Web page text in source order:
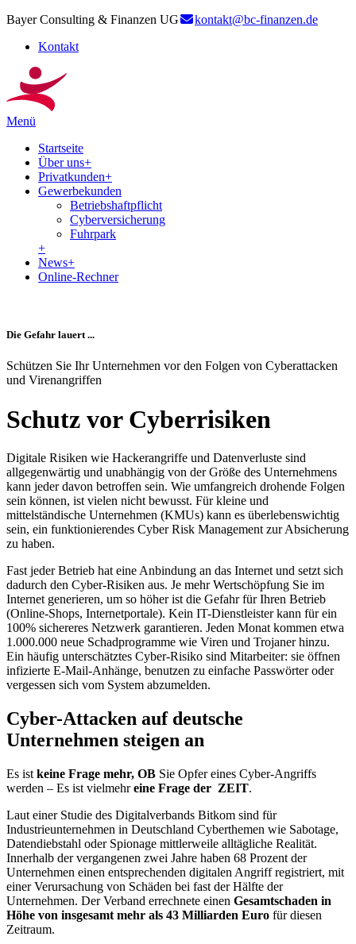
Bayer Consulting & Finanzen UG
kontakt@bc-finanzen.de
Kontakt
Menü
Startseite
Über uns+
Privatkunden+
Gewerbekunden
Betriebshaftpflicht
Cyberversicherung
Fuhrpark
+
News+
Online-Rechner
Die Gefahr lauert ...
Schützen Sie Ihr Unternehmen vor den Folgen von Cyberattacken
und Virenangriffen
Schutz vor Cyberrisiken
Digitale Risiken wie Hackerangriffe und Datenverluste sind
allgegenwärtig und unabhängig von der Größe des Unternehmens
kann jeder davon betroffen sein. Wie umfangreich drohende Folgen
sein können, ist vielen nicht bewusst. Für kleine und
mittelständische Unternehmen (KMUs) kann es überlebenswichtig
sein, ein funktionierendes Cyber Risk Management zur Absicherung
zu haben.
Fast jeder Betrieb hat eine Anbindung an das Internet und setzt sich
dadurch den Cyber-Risiken aus. Je mehr Wertschöpfung Sie im
Internet generieren, um so höher ist die Gefahr für Ihren Betrieb
(Online-Shops, Internetportale). Kein IT-Dienstleister kann für ein
100% sichereres Netzwerk garantieren. Jeden Monat kommen etwa
1.000.000 neue Schadprogramme wie Viren und Trojaner hinzu.
Ein häufig unterschätztes Cyber-Risiko sind Mitarbeiter: sie öffnen
infizierte E-Mail-Anhänge, benutzen zu einfache Passwörter oder
vergessen sich vom System abzumelden.
Cyber-Attacken auf deutsche
Unternehmen steigen an
Es ist keine Frage mehr, OB Sie Opfer eines Cyber-Angriffs
werden – Es ist vielmehreine Frage der ZEIT.
Laut einer Studie des Digitalverbands Bitkom sind für
Industrieunternehmen in Deutschland Cyberthemen wie Sabotage,
Datendiebstahl oder Spionage mittlerweile alltägliche Realität.
Innerhalb der vergangenen zwei Jahre haben 68 Prozent der
Unternehmen einen entsprechenden digitalen Angriff registriert, mit
einer Verursachung von Schäden bei fast der Hälfte der
Unternehmen. Der Verband errechnete einen Gesamtschaden in
Höhe von insgesamt mehr als 43 Milliarden Euro für diesen
Zeitraum.